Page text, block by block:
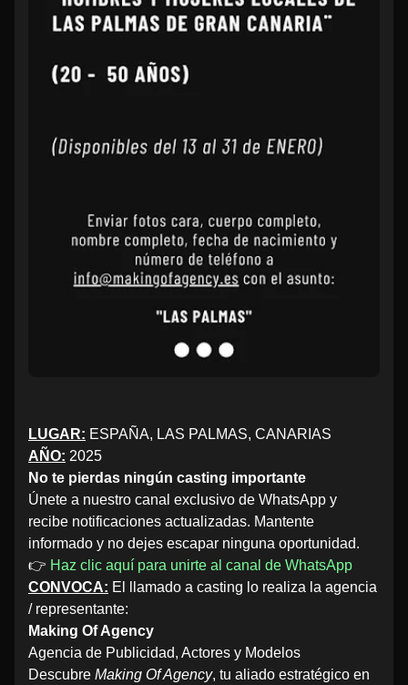
LUGAR: ESPAÑA, LAS PALMAS, CANARIAS
AÑO: 2025
No te pierdas ningún casting importante
Únete a nuestro canal exclusivo de WhatsApp y
recibe notificaciones actualizadas. Mantente
informado y no dejes escapar ninguna oportunidad.
👉 Haz clic aquí para unirte al canal de WhatsApp
CONVOCA: El llamado a casting lo realiza la agencia
/ representante:
Making Of Agency
Agencia de Publicidad, Actores y Modelos
Descubre Making Of Agency, tu aliado estratégico en